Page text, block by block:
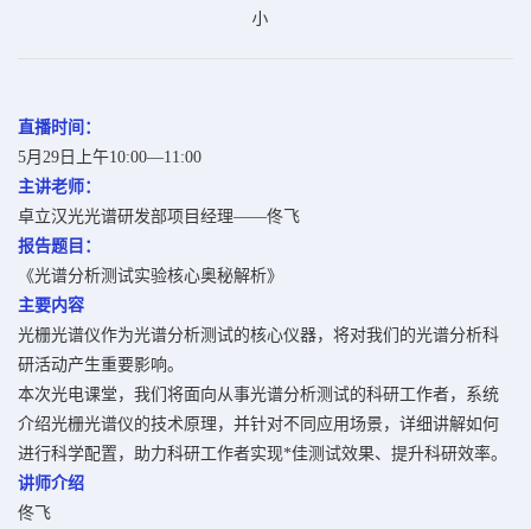
小
直播时间：
5月29日上午10:00—11:00
主讲老师：
卓立汉光光谱研发部项目经理——佟飞
报告题目：
《光谱分析测试实验核心奥秘解析》
主要内容
光栅光谱仪作为光谱分析测试的核心仪器，将对我们的光谱分析科
研活动产生重要影响。
本次光电课堂，我们将面向从事光谱分析测试的科研工作者，系统
介绍光栅光谱仪的技术原理，并针对不同应用场景，详细讲解如何
进行科学配置，助力科研工作者实现*佳测试效果、提升科研效率。
讲师介绍
佟飞